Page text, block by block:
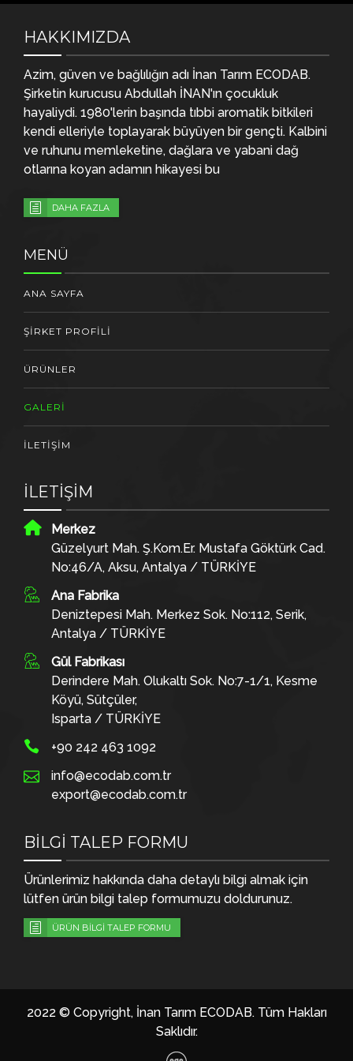
HAKKIMIZDA
Azim, güven ve bağlılığın adı İnan Tarım ECODAB.
Şirketin kurucusu Abdullah İNAN'ın çocukluk
hayaliydi. 1980'lerin başında tıbbi aromatik bitkileri
kendi elleriyle toplayarak büyüyen bir gençti. Kalbini
ve ruhunu memleketine, dağlara ve yabani dağ
otlarına koyan adamın hikayesi bu
DAHA FAZLA
MENÜ
ANA SAYFA
ŞİRKET PROFİLİ
ÜRÜNLER
GALERİ
İLETİŞİM
İLETİŞİM
Merkez
Güzelyurt Mah. Ş.Kom.Er. Mustafa Göktürk Cad.
No:46/A, Aksu, Antalya / TÜRKİYE
Ana Fabrika
Deniztepesi Mah. Merkez Sok. No:112, Serik,
Antalya / TÜRKİYE
Gül Fabrikası
Derindere Mah. Olukaltı Sok. No:7-1/1, Kesme
Köyü, Sütçüler,
Isparta / TÜRKİYE
+90 242 463 1092
info@ecodab.com.tr
export@ecodab.com.tr
BİLGİ TALEP FORMU
Ürünlerimiz hakkında daha detaylı bilgi almak için
lütfen ürün bilgi talep formumuzu doldurunuz.
ÜRÜN BİLGİ TALEP FORMU
2022 © Copyright, İnan Tarım ECODAB. Tüm Hakları
Saklıdır.